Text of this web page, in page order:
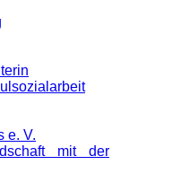
e. V.
mit der